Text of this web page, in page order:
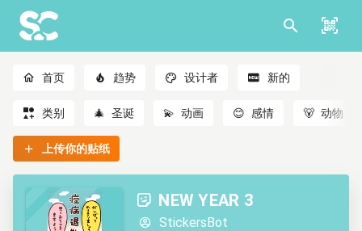
首页 趋势 设计者 新的
类别 🎄 圣诞 💫 动画 😊 感情 🐻 动物
上传你的贴纸
NEW YEAR 3
StickersBot